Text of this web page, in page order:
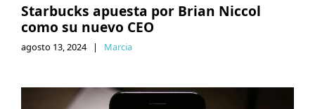
Starbucks apuesta por Brian Niccol
como su nuevo CEO
agosto 13, 2024 | Marcia